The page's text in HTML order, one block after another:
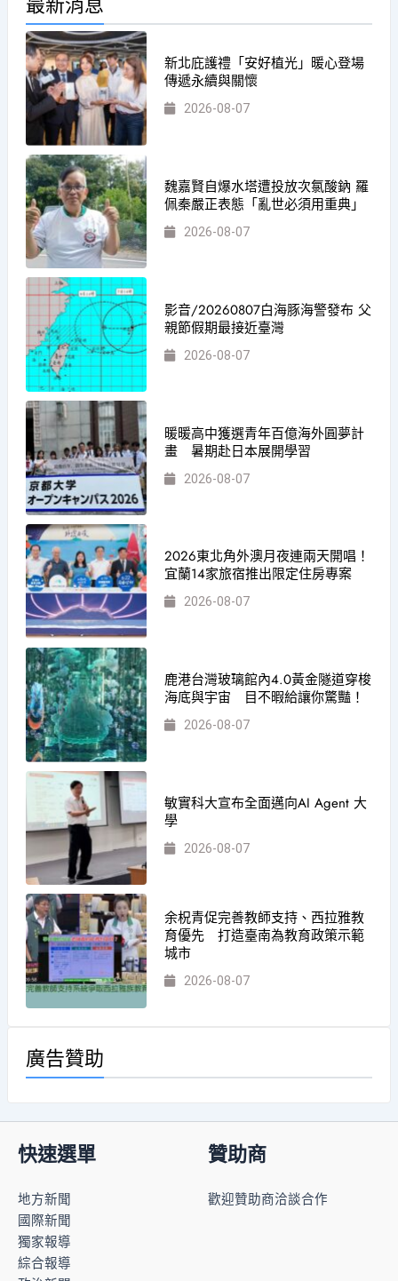
新北庇護禮「安好植光」暖心登場
傳遞永續與關懷
2026-08-07
魏嘉賢自爆水塔遭投放次氯酸鈉 羅
佩秦嚴正表態「亂世必須用重典」
2026-08-07
影音/20260807白海豚海警發布 父
親節假期最接近臺灣
2026-08-07
暖暖高中獲選青年百億海外圓夢計
畫 暑期赴日本展開學習
2026-08-07
2026東北角外澳月夜連兩天開唱！
宜蘭14家旅宿推出限定住房專案
2026-08-07
鹿港台灣玻璃館內4.0黃金隧道穿梭
海底與宇宙 目不暇給讓你驚豔！
2026-08-07
敏實科大宣布全面邁向AI Agent 大
學
2026-08-07
余柷青促完善教師支持、西拉雅教
育優先 打造臺南為教育政策示範
城市
2026-08-07
廣告贊助
快速選單
地方新聞
國際新聞
獨家報導
綜合報導
贊助商
歡迎贊助商洽談合作